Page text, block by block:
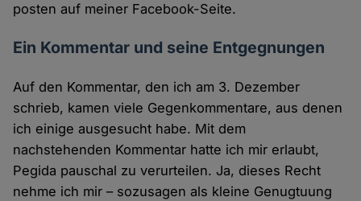
posten auf meiner Facebook-Seite.
Ein Kommentar und seine Entgegnungen
Auf den Kommentar, den ich am 3. Dezember
schrieb, kamen viele Gegenkommentare, aus denen
ich einige ausgesucht habe. Mit dem
nachstehenden Kommentar hatte ich mir erlaubt,
Pegida pauschal zu verurteilen. Ja, dieses Recht
nehme ich mir – sozusagen als kleine Genugtuung